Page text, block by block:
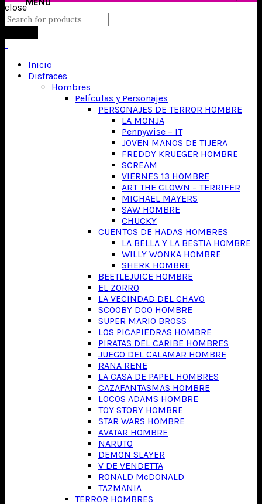
close
Inicio
Disfraces
Hombres
Películas y Personajes
PERSONAJES DE TERROR HOMBRE
LA MONJA
Pennywise – IT
JOVEN MANOS DE TIJERA
FREDDY KRUEGER HOMBRE
SCREAM
VIERNES 13 HOMBRE
ART THE CLOWN – TERRIFER
MICHAEL MAYERS
SAW HOMBRE
CHUCKY
CUENTOS DE HADAS HOMBRES
LA BELLA Y LA BESTIA HOMBRE
WILLY WONKA HOMBRE
SHERK HOMBRE
BEETLEJUICE HOMBRE
EL ZORRO
LA VECINDAD DEL CHAVO
SCOOBY DOO HOMBRE
SUPER MARIO BROSS
LOS PICAPIEDRAS HOMBRE
PIRATAS DEL CARIBE HOMBRES
JUEGO DEL CALAMAR HOMBRE
RANA RENE
LA CASA DE PAPEL HOMBRES
CAZAFANTASMAS HOMBRE
LOCOS ADAMS HOMBRE
TOY STORY HOMBRE
STAR WARS HOMBRE
AVATAR HOMBRE
NARUTO
DEMON SLAYER
V DE VENDETTA
RONALD McDONALD
TAZMANIA
TERROR HOMBRES